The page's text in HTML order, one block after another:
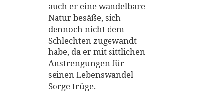
auch er eine wandelbare
Natur besäße, sich
dennoch nicht dem
Schlechten zugewandt
habe, da er mit sittlichen
Anstrengungen für
seinen Lebenswandel
Sorge trüge.